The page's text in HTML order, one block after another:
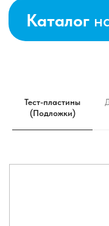
Тест-пластины
(Подложки)